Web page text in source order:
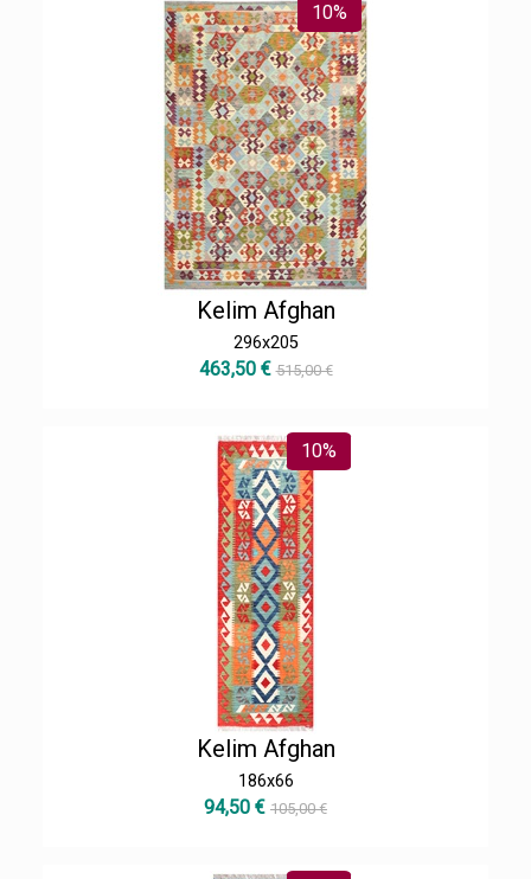
10%
Kelim Afghan
296x205
463,50 € 515,00 €
10%
Kelim Afghan
186x66
94,50 € 105,00 €